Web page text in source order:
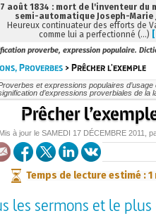
proverbe, expression populaire.
Proverbes > Prêcher l'exemple
et expressions populaires d’usage
d’expressions proverbiales de la
Prêcher
à jour le SAMEDI 17 DÉCEMBRE 2011 ,
Temps de lecture estimé : 1
les sermons et le
7 août 1834 : mort de l'inventeur du
semi-automatique Joseph-Marie
Heureux continuateur des efforts de
comme lui a perfectionné (…)